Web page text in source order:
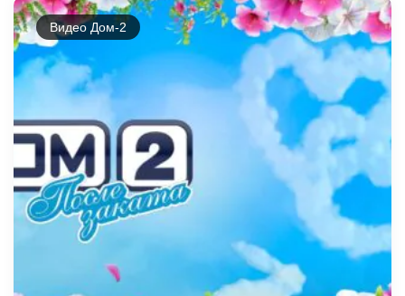
Видео Дом-2